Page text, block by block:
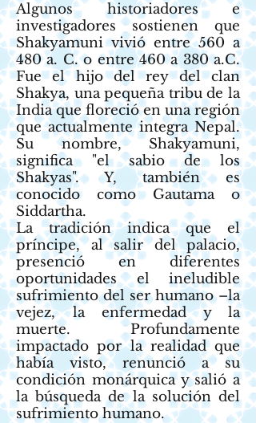
Algunos historiadores e
investigadores sostienen que
Shakyamuni vivió entre 560 a
480 a. C. o entre 460 a 380 a.C.
Fue el hijo del rey del clan
Shakya, una pequeña tribu de la
India que floreció en una región
que actualmente integra Nepal.
Su nombre, Shakyamuni,
significa "el sabio de los
Shakyas". Y, también es
conocido como Gautama o
Siddartha.
La tradición indica que el
príncipe, al salir del palacio,
presenció en diferentes
oportunidades el ineludible
sufrimiento del ser humano –la
vejez, la enfermedad y la
muerte. Profundamente
impactado por la realidad que
había visto, renunció a su
condición monárquica y salió a
la búsqueda de la solución del
sufrimiento humano.